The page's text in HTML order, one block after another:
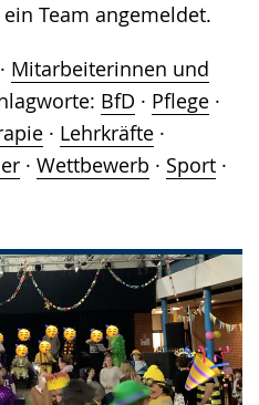
Team angemeldet.
· Mitarbeiterinnen und
BfD · Pflege ·
· Lehrkräfte ·
· Wettbewerb · Sport ·